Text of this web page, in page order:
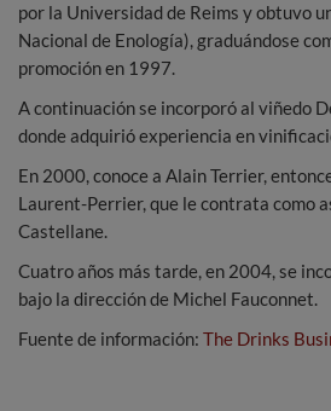
por la Universidad de Reims y obtuvo
Nacional de Enología), graduándose
promoción en 1997.
A continuación se incorporó al viñedo
donde adquirió experiencia en
En 2000, conoce a Alain Terrier,
Laurent-Perrier, que le contrata como
Castellane.
Cuatro años más tarde, en 2004, se
bajo la dirección de Michel Fauconnet.
Fuente de información: The Drinks